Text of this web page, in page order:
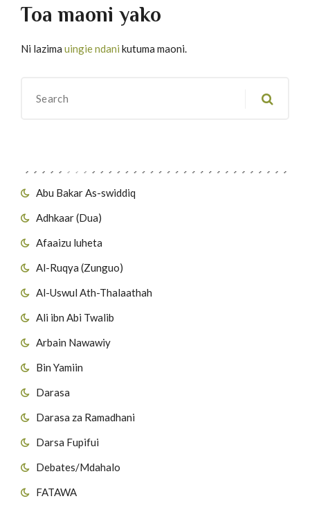
Abu Bakar As-swiddiq
Adhkaar (Dua)
Afaaizu luheta
Al-Ruqya (Zunguo)
Al-Uswul Ath-Thalaathah
Ali ibn Abi Twalib
Arbain Nawawiy
Bin Yamiin
Darasa
Darasa za Ramadhani
Darsa Fupifui
Debates/Mdahalo
FATAWA
Toa maoni yako
Ni lazima uingie ndani kutuma maoni.